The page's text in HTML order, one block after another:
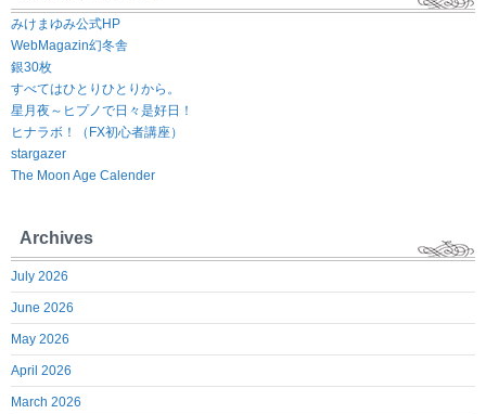
みけまゆみ公式HP
WebMagazin幻冬舎
銀30枚
すべてはひとりひとりから。
星月夜～ヒプノで日々是好日！
ヒナラボ！（FX初心者講座）
stargazer
The Moon Age Calender
Archives
July 2026
June 2026
May 2026
April 2026
March 2026